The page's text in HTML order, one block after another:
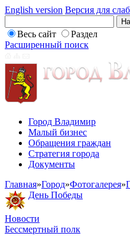
English version Версия для
Весь сайт
Раздел
Расширенный поиск
Город Владимир
Малый бизнес
Обращения граждан
Стратегия города
Документы
Главная»Город»Фотогалерея»
День Победы
Новости
Бессмертный полк